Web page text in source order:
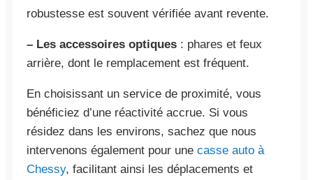
robustesse est souvent vérifiée avant revente.
– Les accessoires optiques : phares et feux
arrière, dont le remplacement est fréquent.
En choisissant un service de proximité, vous
bénéficiez d’une réactivité accrue. Si vous
résidez dans les environs, sachez que nous
intervenons également pour une casse auto à
Chessy, facilitant ainsi les déplacements et